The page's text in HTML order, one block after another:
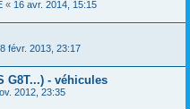
« 16 avr. 2014, 15:15
févr. 2013, 23:17
G8T...) - véhicules
2012, 23:35